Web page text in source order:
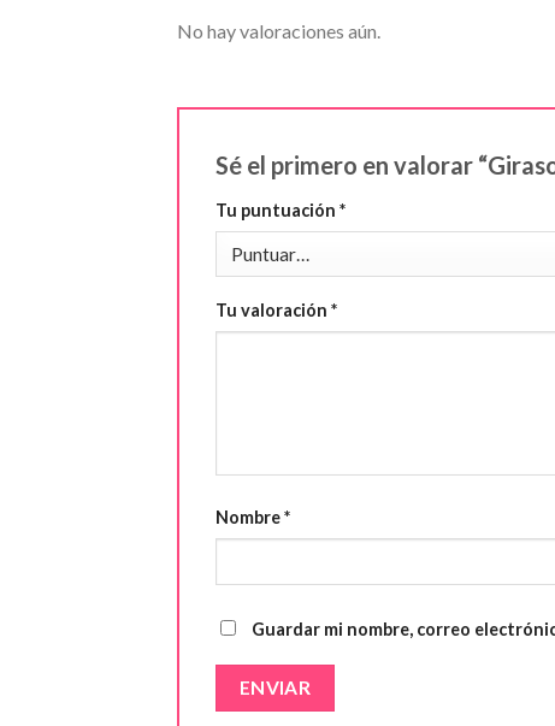
No hay valoraciones aún.
Sé el primero en valorar
Tu puntuación *
Tu valoración *
Nombre*
Guardar mi nombre, correo